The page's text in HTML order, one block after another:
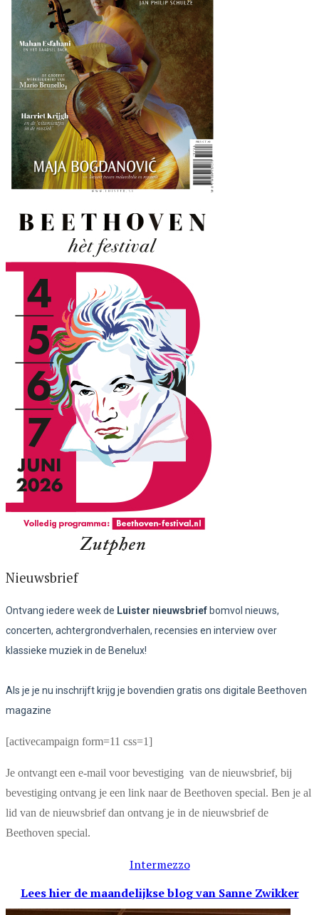
Nieuwsbrief
Ontvang iedere week de Luister nieuwsbrief bomvol nieuws,
concerten, achtergrondverhalen, recensies en interview over
klassieke muziek in de Benelux!
Als je je nu inschrijft krijg je bovendien gratis ons digitale Beethoven
magazine
[activecampaign form=11 css=1]
Je ontvangt een e-mail voor bevestiging van de nieuwsbrief, bij
bevestiging ontvang je een link naar de Beethoven special. Ben je al
lid van de nieuwsbrief dan ontvang je in de nieuwsbrief de
Beethoven special.
Intermezzo
Lees hier de maandelijkse blogvan Sanne Zwikker